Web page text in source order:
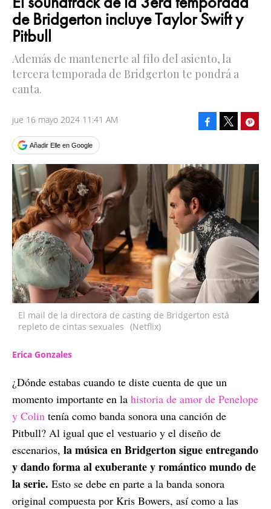
de Bridgerton incluye Taylor Swift y
Pitbull
Además de mantenerte al filo del asiento, la
tercera temporada de Bridgerton te pondrá a
canta.
jue 16 mayo 2024 11:41 AM
Añadir Elle en Google
Facebook
El mail de la directora de casting de Bridgerton está
repleto de cintas sexuales (Netflix)
Erica Gonzales
¿Dónde estabas cuando te diste cuenta de que un
momento importante en la historia de amor de Penelope
y Colin tenía como banda sonora una canción de
Pitbull? Al igual que el vestuario y el diseño de
escenarios, la música en Bridgerton sigue entregando
y dando forma al exuberante y romántico mundo de
la serie. Esto se debe en parte a la banda sonora
original compuesta por Kris Bowers, así como a las